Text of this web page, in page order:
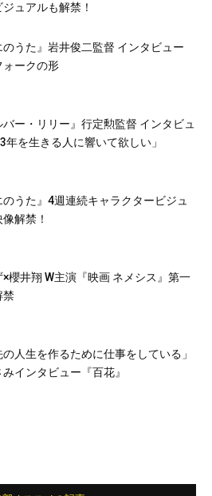
ュアルも解禁！
のうた』岩井俊二監督 インタビュー
ォークの形
バー・リリー』行定勲監督 インタビュ
年を生きる人に響いて欲しい」
のうた』4週連続キャラクタービジュ
解禁！
×櫻井翔 W主演『映画 ネメシス』第一
禁
の人生を作るために仕事をしている」
インタビュー『百花』